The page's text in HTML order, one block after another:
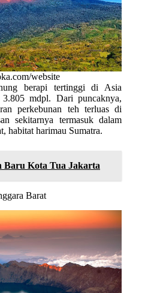
website
berapi tertinggi di Asia
3.805 mdpl. Dari puncaknya,
perkebunan teh terluas di
sekitarnya termasuk dalam
habitat harimau Sumatra.
Baru Kota Tua Jakarta
Barat